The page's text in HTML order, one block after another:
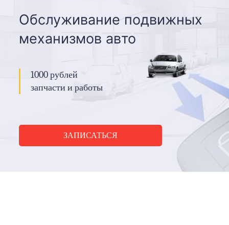
Обслуживание подвижных
механизмов авто
1000 рублей
запчасти и работы
ЗАПИСАТЬСЯ